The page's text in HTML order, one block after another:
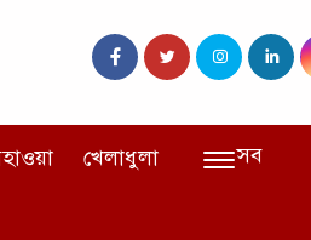
খেলাধুলা সব